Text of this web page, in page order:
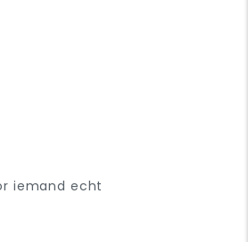
iemand echt